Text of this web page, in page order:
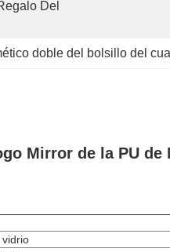
Del
doble del bolsillo del
Mirror de la PU
vidrio